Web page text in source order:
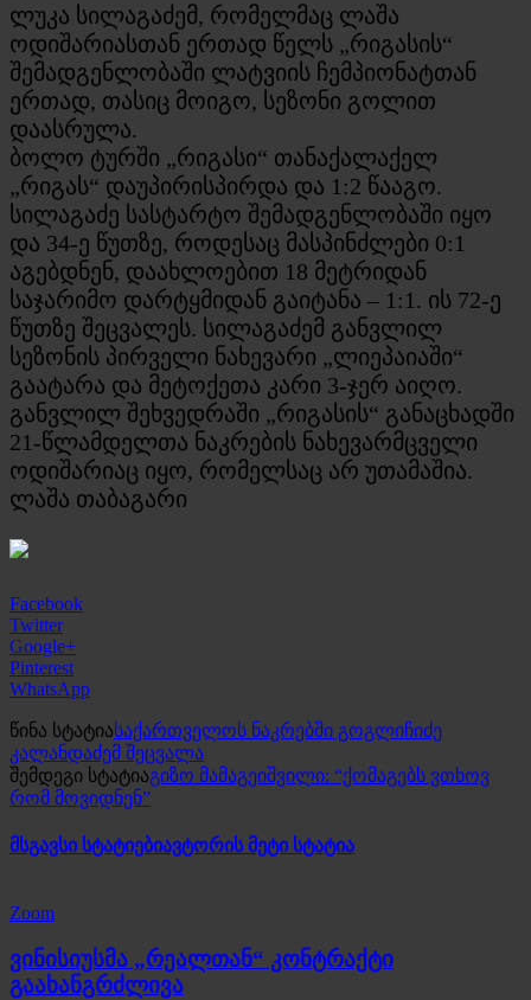
ლუკა სილაგაძემ, რომელმაც ლაშა
ოდიშარიასთან ერთად წელს „რიგასის“
შემადგენლობაში ლატვიის ჩემპიონატთან
ერთად, თასიც მოიგო, სეზონი გოლით
დაასრულა.
ბოლო ტურში „რიგასი“ თანაქალაქელ
„რიგას“ დაუპირისპირდა და 1:2 წააგო.
სილაგაძე სასტარტო შემადგენლობაში იყო
და 34-ე წუთზე, როდესაც მასპინძლები 0:1
აგებდნენ, დაახლოებით 18 მეტრიდან
საჯარიმო დარტყმიდან გაიტანა – 1:1. ის 72-ე
წუთზე შეცვალეს. სილაგაძემ განვლილ
სეზონის პირველი ნახევარი „ლიეპაიაში“
გაატარა და მეტოქეთა კარი 3-ჯერ აიღო.
განვლილ შეხვედრაში „რიგასის“ განაცხადში
21-წლამდელთა ნაკრების ნახევარმცველი
ოდიშარიაც იყო, რომელსაც არ უთამაშია.
ლაშა თაბაგარი
Facebook
Twitter
Google+
Pinterest
WhatsApp
წინა სტატიასაქართველოს ნაკრებში გოგლიჩიძე
კალანდაძემ შეცვალა
შემდეგი სტატიაგიზო მამაგეიშვილი: “ქომაგებს ვთხოვ
რომ მოვიდნენ”
მსგავსი სტატიებიავტორის მეტი სტატია
Zoom
ვინისიუსმა „რეალთან“ კონტრაქტი
გაახანგრძლივა